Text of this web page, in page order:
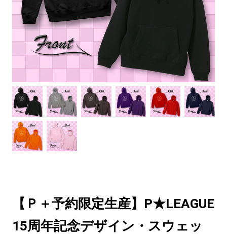
【Ｐ＋予約限定生産】P★LEAGUE
15周年記念デザイン・スウェッ